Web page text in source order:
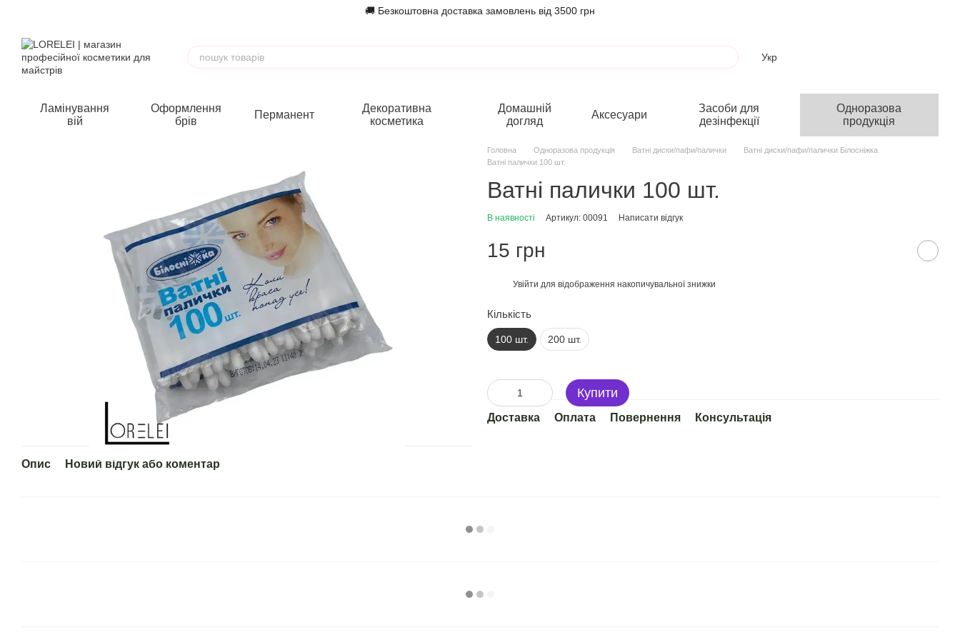
🚚 Безкоштовна доставка замовлень від 3500 грн
Укр
Ламінування
вій
Оформлення
брів
Перманент
Декоративна
косметика
Домашній
догляд
Аксесуари
Засоби для
дезінфекції
Одноразова
продукція
Опис Новий відгук або коментар
Головна Одноразова продукція Ватні диски/пафи/палички
Ватні диски/пафи/палички Білосніжка
Ватні палички 100 шт.
Ватні палички 100 шт.
В наявності Артикул: 00091 Написати відгук
15 грн
Увійти для відображення накопичувальної знижки
Кількість
100 шт. 200 шт.
Купити
Доставка Оплата Повернення Консультація